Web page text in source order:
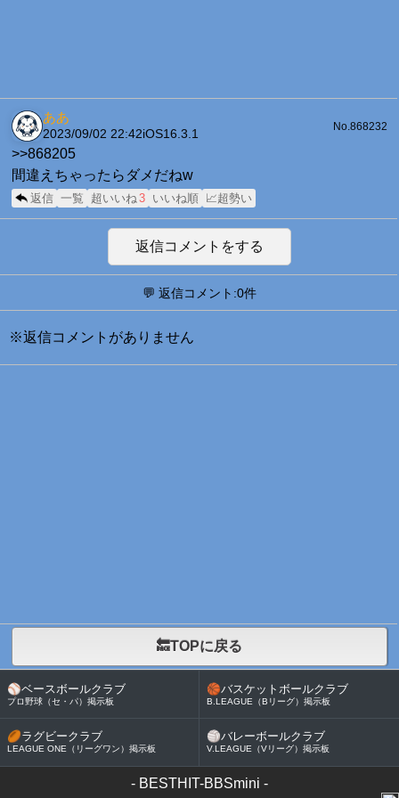
ああ
2023/09/02 22:42iOS16.3.1
No.868232
>>868205
間違えちゃったらダメだねw
返信 一覧 超いいね3 いいね順 📈超勢い
返信コメントをする
💬 返信コメント:0件
※返信コメントがありません
🔙TOPに戻る
⚾ベースボールクラブ
プロ野球（セ・パ）掲示板
🏀バスケットボールクラブ
B.LEAGUE（Bリーグ）掲示板
🏉ラグビークラブ
LEAGUE ONE（リーグワン）掲示板
🏐バレーボールクラブ
V.LEAGUE（Vリーグ）掲示板
- BESTHIT-BBSmini -